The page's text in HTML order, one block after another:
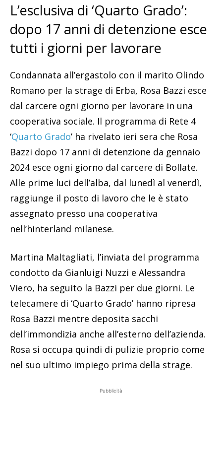
L’esclusiva di ‘Quarto Grado’:
dopo 17 anni di detenzione esce
tutti i giorni per lavorare
Condannata all’ergastolo con il marito Olindo
Romano per la strage di Erba, Rosa Bazzi esce
dal carcere ogni giorno per lavorare in una
cooperativa sociale. Il programma di Rete 4
‘Quarto Grado’ ha rivelato ieri sera che Rosa
Bazzi dopo 17 anni di detenzione da gennaio
2024 esce ogni giorno dal carcere di Bollate.
Alle prime luci dell’alba, dal lunedì al venerdì,
raggiunge il posto di lavoro che le è stato
assegnato presso una cooperativa
nell’hinterland milanese.
Martina Maltagliati, l’inviata del programma
condotto da Gianluigi Nuzzi e Alessandra
Viero, ha seguito la Bazzi per due giorni. Le
telecamere di ‘Quarto Grado’ hanno ripresa
Rosa Bazzi mentre deposita sacchi
dell’immondizia anche all’esterno dell’azienda.
Rosa si occupa quindi di pulizie proprio come
nel suo ultimo impiego prima della strage.
Pubblicità